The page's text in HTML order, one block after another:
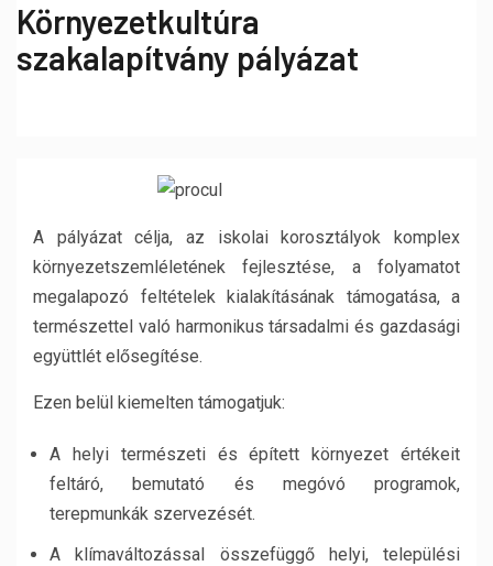
Környezetkultúra
szakalapítvány pályázat
A pályázat célja, az iskolai korosztályok komplex
környezetszemléletének fejlesztése, a folyamatot
megalapozó feltételek kialakításának támogatása, a
természettel való harmonikus társadalmi és gazdasági
együttlét elősegítése.
Ezen belül kiemelten támogatjuk:
A helyi természeti és épített környezet értékeit
feltáró, bemutató és megóvó programok,
terepmunkák szervezését.
A klímaváltozással összefüggő helyi, települési